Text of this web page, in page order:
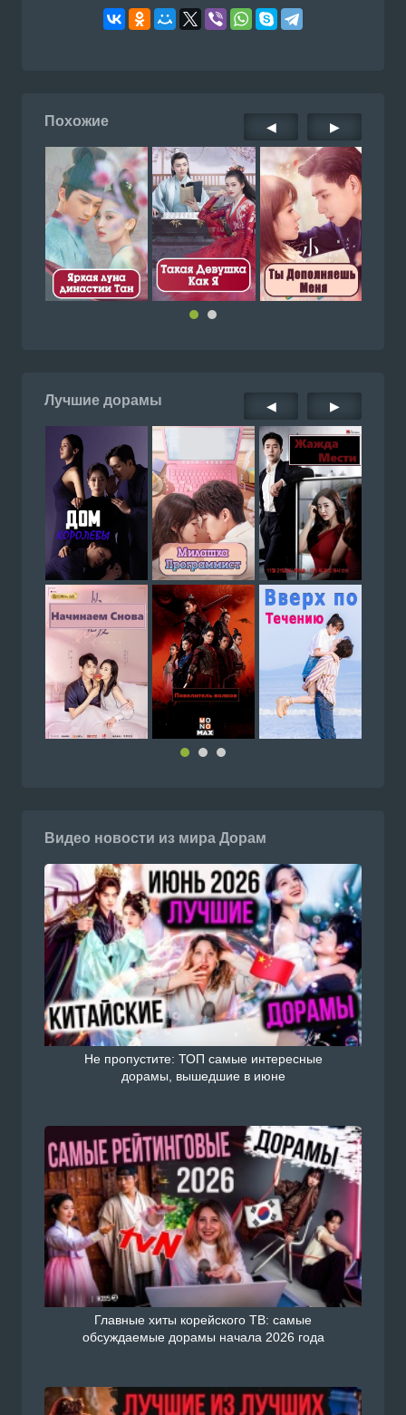
Похожие ◀ ▶
Лучшие дорамы ◀ ▶
Видео новости из мира Дорам
Не пропустите: ТОП самые интересные
дорамы, вышедшие в июне
Главные хиты корейского ТВ: самые
обсуждаемые дорамы начала 2026 года